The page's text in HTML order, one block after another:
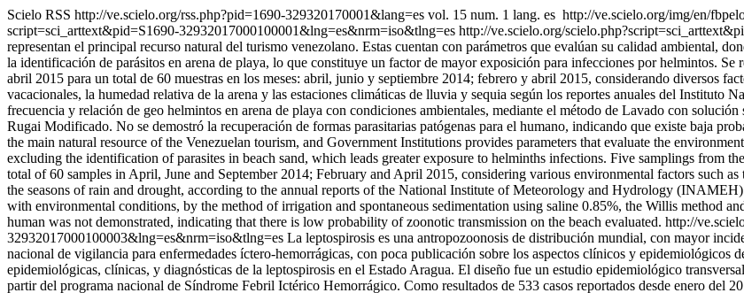
Scielo RSS http://ve.scielo.org/rss.php?pid=1690-329320170001&lang=es vol. 15 num. 1 lang. es http://ve.scielo.org/img/en/
script=sci_arttext&pid=S1690-32932017000100001&lng=es&nrm=iso&tlng=es http://ve.scielo.org/
representan el principal recurso natural del turismo venezolano. Estas cuentan con parámetros que evalúan su calidad ambiental,
la identificación de parásitos en arena de playa, lo que constituye un factor de mayor exposición para infecciones por helmintos.
abril 2015 para un total de 60 muestras en los meses: abril, junio y septiembre 2014; febrero y abril 2015, considerando diversos
vacacionales, la humedad relativa de la arena y las estaciones climáticas de lluvia y sequia según los reportes anuales del
frecuencia y relación de geo helmintos en arena de playa con condiciones ambientales, mediante el método de Lavado con
Rugai Modificado. No se demostró la recuperación de formas parasitarias patógenas para el humano, indicando que existe baja
the main natural resource of the Venezuelan tourism, and Government Institutions provides parameters that evaluate the
excluding the identification of parasites in beach sand, which leads greater exposure to helminths infections. Five samplings from
total of 60 samples in April, June and September 2014; February and April 2015, considering various environmental factors such
the seasons of rain and drought, according to the annual reports of the National Institute of Meteorology and Hydrology
with environmental conditions, by the method of irrigation and spontaneous sedimentation using saline 0.85%, the Willis method
human was not demonstrated, indicating that there is low probability of zoonotic transmission on the beach evaluated. http://
32932017000100003&lng=es&nrm=iso&tlng=es La leptospirosis es una antropozoonosis de distribución mundial, con mayor
nacional de vigilancia para enfermedades íctero-hemorrágicas, con poca publicación sobre los aspectos clínicos y epidemiológicos
epidemiológicas, clínicas, y diagnósticas de la leptospirosis en el Estado Aragua. El diseño fue un estudio epidemiológico
partir del programa nacional de Síndrome Febril Ictérico Hemorrágico. Como resultados de 533 casos reportados desde enero del